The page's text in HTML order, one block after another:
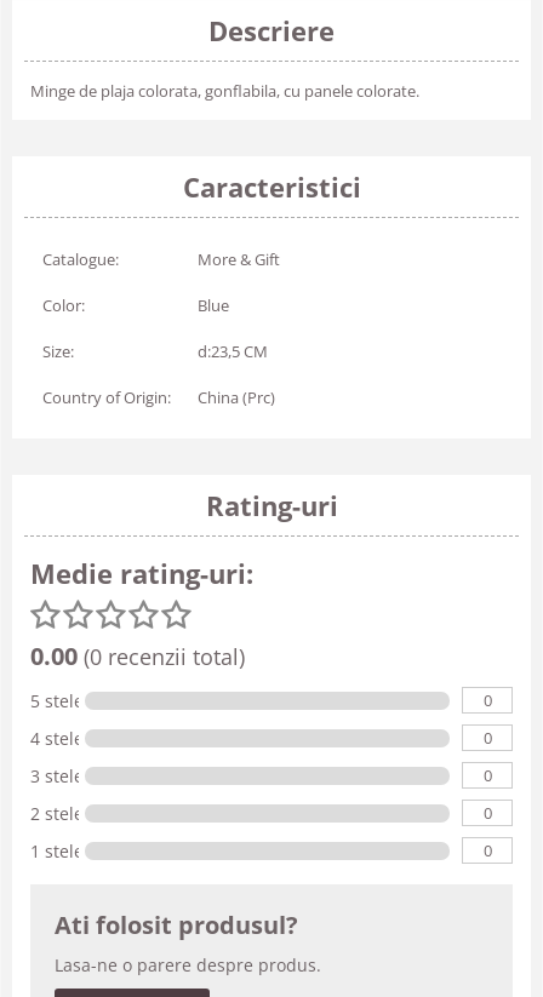
Descriere
Minge de plaja colorata, gonflabila, cu panele colorate.
Caracteristici
Catalogue: More & Gift
Color: Blue
Size: d:23,5 CM
Country of Origin: China (Prc)
Rating-uri
Medie rating-uri:
0.00 (0 recenzii total)
5 stele 0
4 stele 0
3 stele 0
2 stele 0
1 stele 0
Ati folosit produsul?
Lasa-ne o parere despre produs.